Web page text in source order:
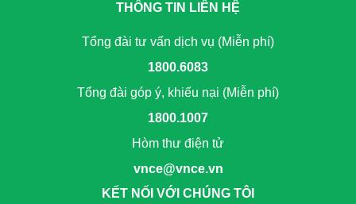
THÔNG TIN LIÊN HỆ
Tổng đài tư vấn dịch vụ (Miễn phí)
1800.6083
Tổng đài góp ý, khiếu nại (Miễn phí)
1800.1007
Hòm thư điện tử
vnce@vnce.vn
KẾT NỐI VỚI CHÚNG TÔI